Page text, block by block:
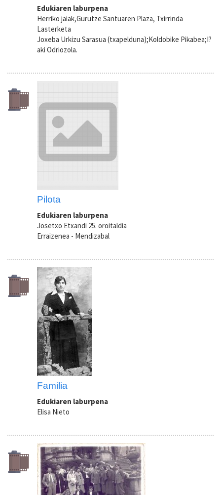
Edukiaren laburpena
Herriko jaiak,Gurutze Santuaren Plaza, Txirrinda
Lasterketa
Joxeba Urkizu Sarasua (txapelduna);Koldobike Pikabea;I?
aki Odriozola.
Pilota
Edukiaren laburpena
Josetxo Etxandi 25. oroitaldia
Erraizenea - Mendizabal
Familia
Edukiaren laburpena
Elisa Nieto